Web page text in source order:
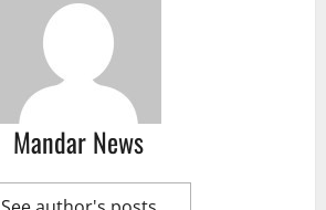
Mandar News